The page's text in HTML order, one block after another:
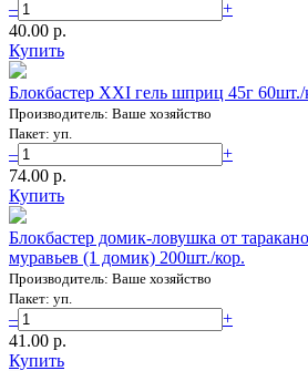
–
+
40.00 p.
Купить
Блокбастер XXI гель шприц 45г 60шт./
Производитель: Ваше хозяйство
Пакет: уп.
–
+
74.00 p.
Купить
Блокбастер домик-ловушка от
муравьев (1 домик) 200шт./кор.
Производитель: Ваше хозяйство
Пакет: уп.
–
+
41.00 p.
Купить